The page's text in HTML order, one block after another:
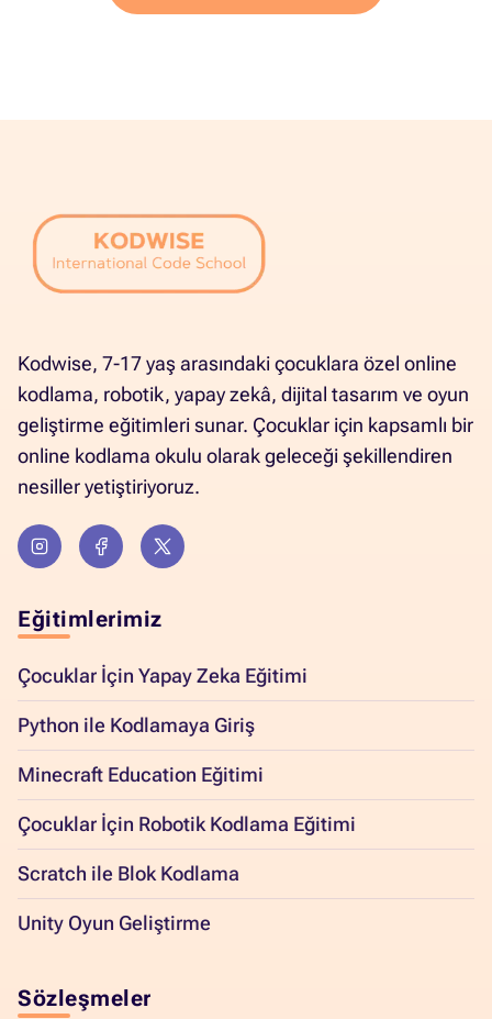
Kodwise, 7-17 yaş arasındaki çocuklara özel online
kodlama, robotik, yapay zekâ, dijital tasarım ve oyun
geliştirme eğitimleri sunar. Çocuklar için kapsamlı bir
online kodlama okulu olarak geleceği şekillendiren
nesiller yetiştiriyoruz.
Eğitimlerimiz
Çocuklar İçin Yapay Zeka Eğitimi
Python ile Kodlamaya Giriş
Minecraft Education Eğitimi
Çocuklar İçin Robotik Kodlama Eğitimi
Scratch ile Blok Kodlama
Unity Oyun Geliştirme
Sözleşmeler